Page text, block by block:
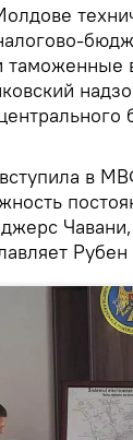
таможенные
в
Рубен